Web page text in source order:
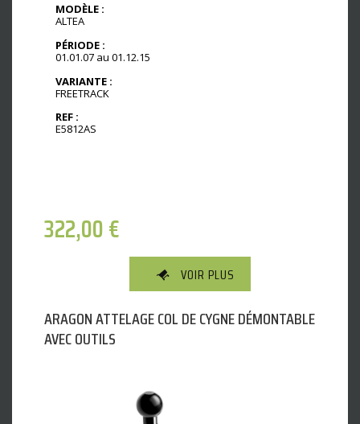
MODÈLE :
ALTEA
PÉRIODE :
01.01.07 au 01.12.15
VARIANTE :
FREETRACK
REF :
E5812AS
322,00€
VOIR PLUS
ARAGON ATTELAGE COL DE CYGNE DÉMONTABLE
AVEC OUTILS